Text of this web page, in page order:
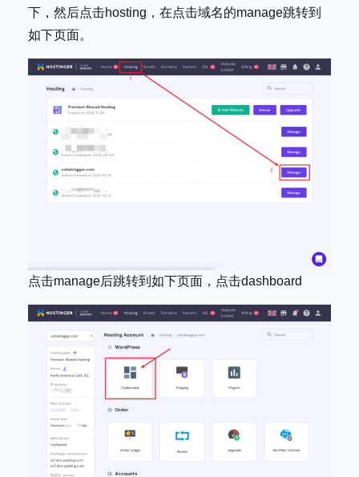
下，然后点击hosting，在点击域名的manage跳转到
如下页面。
点击manage后跳转到如下页面，点击dashboard